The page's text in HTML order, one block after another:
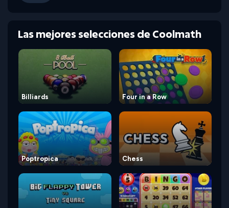
Las mejores selecciones de Coolmath
Billiards Four in a Row
Poptropica Chess